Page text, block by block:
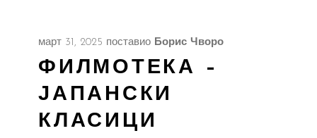
март 31, 2025 поставио Борис Чворо
ФИЛМОТЕКА –
ЈАПАНСКИ
КЛАСИЦИ